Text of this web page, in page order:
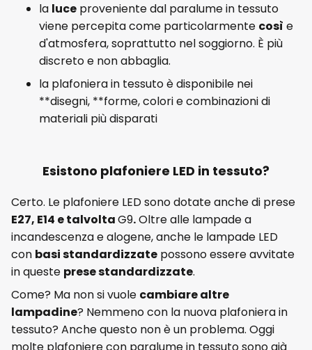
la luce proveniente dal paralume in tessuto
viene percepita come particolarmente così e
d'atmosfera, soprattutto nel soggiorno. È più
discreto e non abbaglia.
la plafoniera in tessuto è disponibile nei
**disegni, **forme, colori e combinazioni di
materiali più disparati
Esistono plafoniere LED in tessuto?
Certo. Le plafoniere LED sono dotate anche di prese
E27, E14 e talvoltaG9.Oltre alle lampade a
incandescenza e alogene, anche le lampade LED
con basi standardizzate possono essere avvitate
in queste prese standardizzate.
Come? Ma non si vuole cambiare altre
lampadine? Nemmeno con la nuova plafoniera in
tessuto? Anche questo non è un problema. Oggi